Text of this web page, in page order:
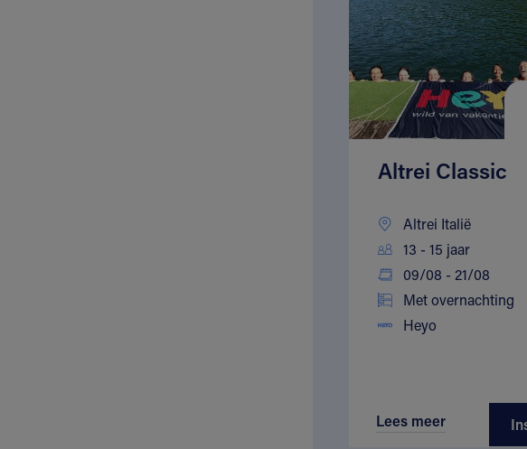
Altrei Classic
Altrei Italië
13 - 15 jaar
09/08 - 21/08
Met overnachting
Heyo
Lees meer